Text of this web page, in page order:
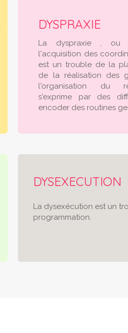
DYSPRAXIE
La dyspraxie , ou
l'acquisition des
est un trouble de la
de la réalisation des
l'organisation du
s'exprime par des
encoder des routines
DYSEXECUTION
La dysexécution est un
programmation.